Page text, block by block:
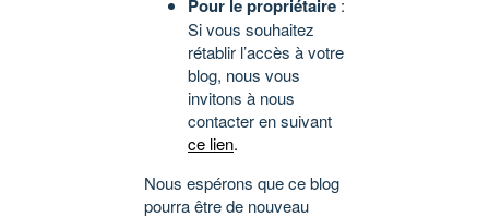
Pour le propriétaire :
Si vous souhaitez
rétablir l’accès à votre
blog, nous vous
invitons à nous
contacter en suivant
ce lien.
Nous espérons que ce blog
pourra être de nouveau